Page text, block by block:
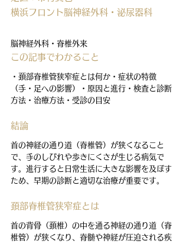
横浜フロント脳神経外科・泌尿器科
脳神経外科・脊椎外来
この記事でわかること
・頚部脊椎管狭窄症とは何か・症状の特徴
（手・足への影響）・原因と進行・検査と診断
方法・治療方法・受診の目安
結論
首の神経の通り道（脊椎管）が狭くなること
で、手のしびれや歩きにくさが生じる病気で
す。進行すると日常生活に大きな影響を及ぼす
ため、早期の診断と適切な治療が重要です。
頚部脊椎管狭窄症とは
首の背骨（頚椎）の中を通る神経の通り道（脊
椎管）が狭くなり、脊髄や神経が圧迫される疾